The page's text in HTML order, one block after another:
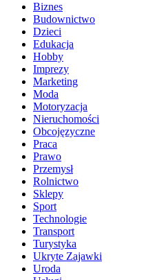
Biznes
Budownictwo
Dzieci
Edukacja
Hobby
Imprezy
Marketing
Moda
Motoryzacja
Nieruchomości
Obcojęzyczne
Praca
Prawo
Przemysł
Rolnictwo
Sklepy
Sport
Technologie
Transport
Turystyka
Ukryte Zajawki
Uroda